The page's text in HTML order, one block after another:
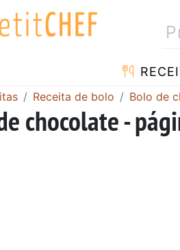
Receita de bolo Bolo de
chocolate -